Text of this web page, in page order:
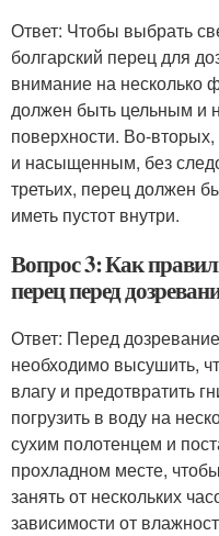
Ответ: Чтобы выбрать
болгарский перец для
внимание на несколько
должен быть цельным и
поверхности. Во-
и насыщенным, без
третьих, перец должен
иметь пустот внутри.
Вопрос 3: Как
перец перед
Ответ: Перед
необходимо высушить,
влагу и предотвратить
погрузить в воду на
сухим полотенцем и
прохладном месте,
занять от нескольких
зависимости от